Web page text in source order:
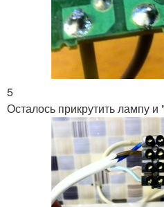
5
Осталось прикрутить лампу и